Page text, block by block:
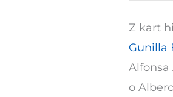
Z kart
Gunilla
Alfonsa
o